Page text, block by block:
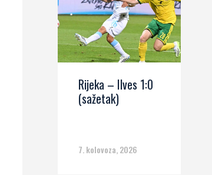
Rijeka – Ilves 1:0
(sažetak)
7. kolovoza, 2026